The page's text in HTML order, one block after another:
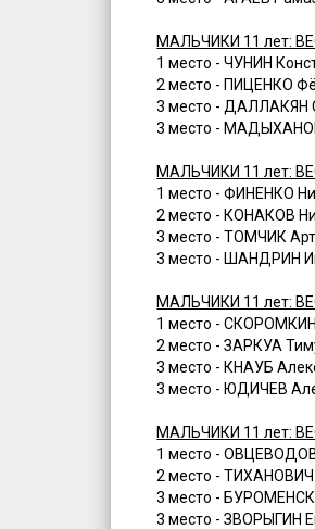
МАЛЬЧИКИ 11 лет:
1 место - ЧУНИН
2 место - ПИЦЕНКО
3 место - ДАЛЛАКЯН
3 место -
МАЛЬЧИКИ 11 лет:
1 место - ФИНЕНКО
2 место - КОНАКОВ
3 место - ТОМЧИК
3 место - ШАНДРИН
МАЛЬЧИКИ 11 лет:
1 место - СКОРОМКИН
2 место - ЗАРКУА
3 место - КНАУБ
3 место - ЮДИЧЕВ
МАЛЬЧИКИ 11 лет:
1 место -
2 место - ТИХАНОВИЧ
3 место -
3 место - ЗВОРЫГИН